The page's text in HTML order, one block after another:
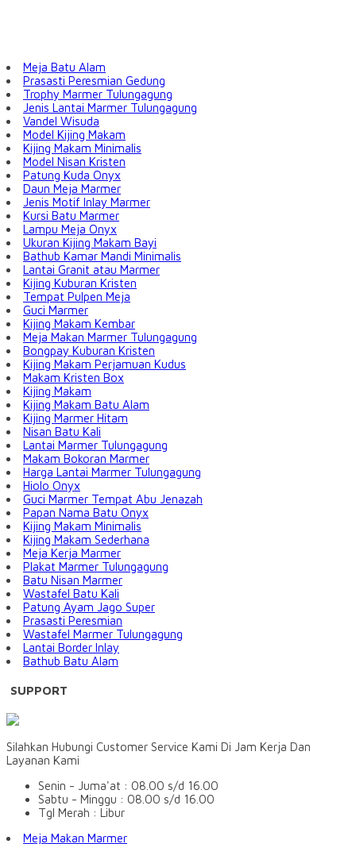
Meja Batu Alam
Prasasti Peresmian Gedung
Trophy Marmer Tulungagung
Jenis Lantai Marmer Tulungagung
Vandel Wisuda
Model Kijing Makam
Kijing Makam Minimalis
Model Nisan Kristen
Patung Kuda Onyx
Daun Meja Marmer
Jenis Motif Inlay Marmer
Kursi Batu Marmer
Lampu Meja Onyx
Ukuran Kijing Makam Bayi
Bathub Kamar Mandi Minimalis
Lantai Granit atau Marmer
Kijing Kuburan Kristen
Tempat Pulpen Meja
Guci Marmer
Kijing Makam Kembar
Meja Makan Marmer Tulungagung
Bongpay Kuburan Kristen
Kijing Makam Perjamuan Kudus
Makam Kristen Box
Kijing Makam
Kijing Makam Batu Alam
Kijing Marmer Hitam
Nisan Batu Kali
Lantai Marmer Tulungagung
Makam Bokoran Marmer
Harga Lantai Marmer Tulungagung
Hiolo Onyx
Guci Marmer Tempat Abu Jenazah
Papan Nama Batu Onyx
Kijing Makam Minimalis
Kijing Makam Sederhana
Meja Kerja Marmer
Plakat Marmer Tulungagung
Batu Nisan Marmer
Wastafel Batu Kali
Patung Ayam Jago Super
Prasasti Peresmian
Wastafel Marmer Tulungagung
Lantai Border Inlay
Bathub Batu Alam
SUPPORT
Silahkan Hubungi Customer Service Kami Di Jam Kerja Dan
Layanan Kami
Senin - Juma'at : 08.00 s/d 16.00
Sabtu - Minggu : 08.00 s/d 16.00
Tgl Merah : Libur
Meja Makan Marmer